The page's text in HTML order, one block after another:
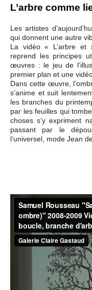
L’arbre comme
Les artistes
qui donnent une autre
La vidéo « L’arbre
reprend les principes
œuvres : le jeu de
premier plan et une
Dans cette œuvre,
s’anime et suit
les branches du
par les feuilles qui
choses s’y expriment
passant par le
l’universel, mode Jean